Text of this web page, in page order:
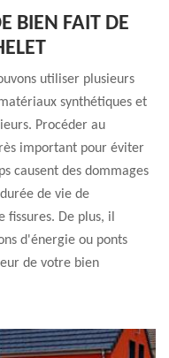
BIEN FAIT DE
utiliser plusieurs
synthétiques et
Procéder au
important pour éviter
causent des dommages
de vie de
De plus, il
d'énergie ou ponts
de votre bien